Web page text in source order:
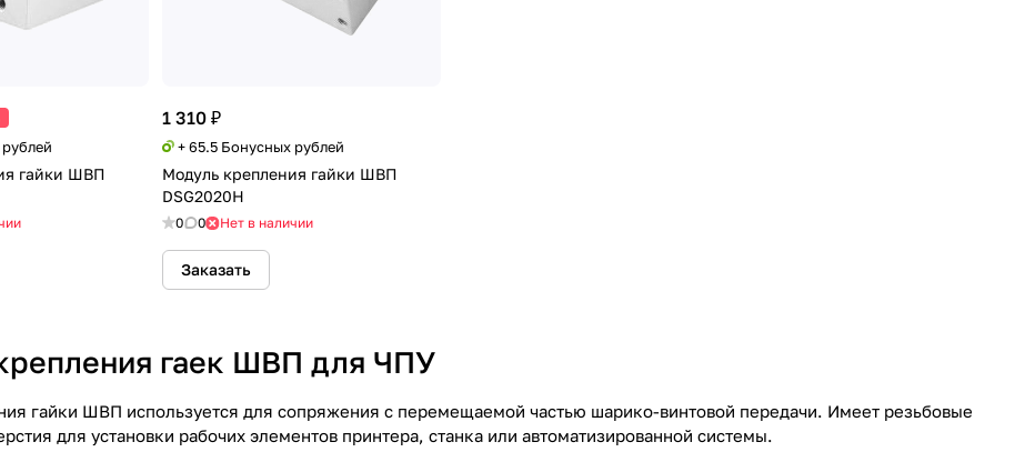
гайки ШВП
1 310 ₽
+ 65.5 Бонусных рублей
Модуль крепления гайки ШВП
DSG2020H
0 0 Нет в наличии
Заказать
гаек ШВП для ЧПУ
гайки ШВП используется для сопряжения с перемещаемой частью шарико-винтовой передачи. Имеет резьбовые
для установки рабочих элементов принтера, станка или автоматизированной системы.